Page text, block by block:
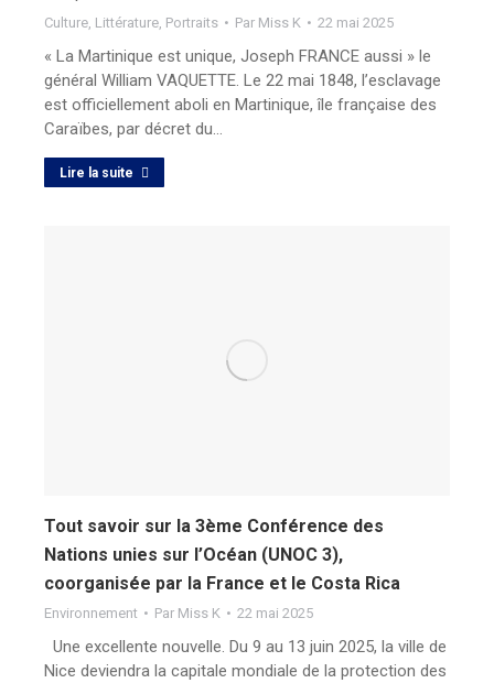
Culture Littérature Portraits Par Miss K 22 mai 2025
« La Martinique est unique, Joseph FRANCE aussi » le
général William VAQUETTE. Le 22 mai 1848, l’esclavage
est officiellement aboli en Martinique, île française des
Caraïbes, par décret du…
Lire la suite
Tout savoir sur la 3ème Conférence des
Nations unies sur l’Océan (UNOC 3),
coorganisée par la France et le Costa Rica
Environnement Par Miss K 22 mai 2025
Une excellente nouvelle. Du 9 au 13 juin 2025, la ville de
Nice deviendra la capitale mondiale de la protection des